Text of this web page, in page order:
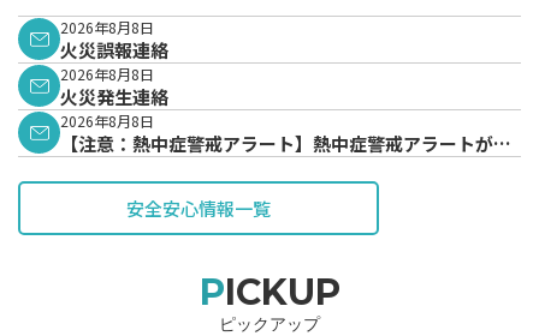
2026年8月8日
火災誤報連絡
2026年8月8日
火災発生連絡
2026年8月8日
【注意：熱中症警戒アラート】熱中症警戒アラートが発
安全安心情報一覧
PICKUP
ピックアップ